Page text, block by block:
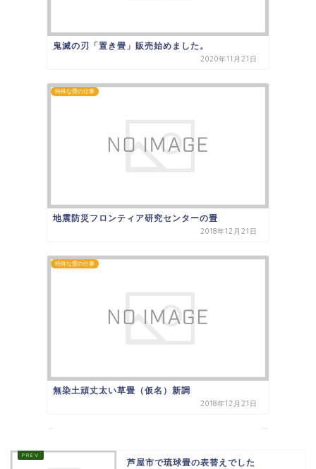
鬼滅の刃「置き畳」販売始めました。
2020年11月21日
特殊な畳の仕事
地震防災フロンティア研究センターの畳
2018年12月21日
特殊な畳の仕事
無染土頑丈太い草畳（仮名）新調
2018年12月21日
芦屋市で琉球畳の表替えでした